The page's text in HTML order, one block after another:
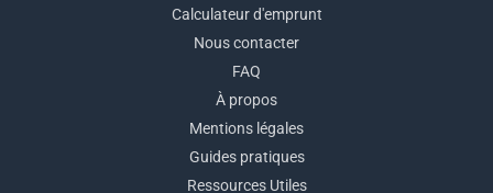
Calculateur d'emprunt
Nous contacter
FAQ
À propos
Mentions légales
Guides pratiques
Ressources Utiles